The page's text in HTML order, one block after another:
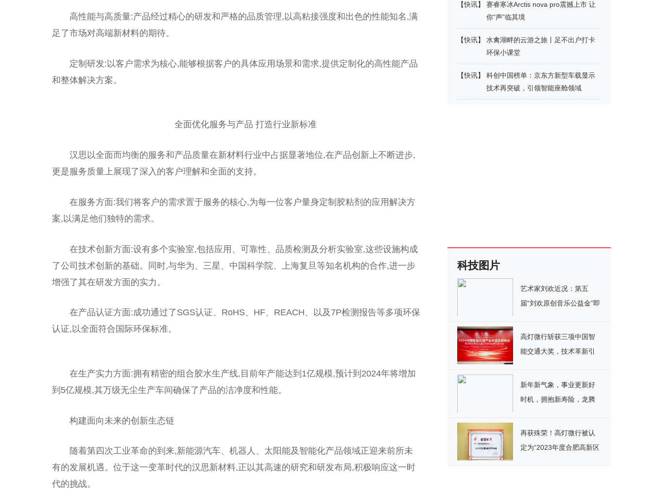
高性能与高质量:产品经过精心的研发和严格的品质管理,以高粘接强度和出色的性能知名,满
足了市场对高端新材料的期待。
定制研发:以客户需求为核心,能够根据客户的具体应用场景和需求,提供定制化的高性能产品
和整体解决方案。
全面优化服务与产品 打造行业新标准
汉思以全面而均衡的服务和产品质量在新材料行业中占据显著地位,在产品创新上不断进步,
更是服务质量上展现了深入的客户理解和全面的支持。
在服务方面:我们将客户的需求置于服务的核心,为每一位客户量身定制胶粘剂的应用解决方
案,以满足他们独特的需求。
在技术创新方面:设有多个实验室,包括应用、可靠性、品质检测及分析实验室,这些设施构成
了公司技术创新的基础。同时,与华为、三星、中国科学院、上海复旦等知名机构的合作,进一步
增强了其在研发方面的实力。
在产品认证方面:成功通过了SGS认证、RoHS、HF、REACH、以及7P检测报告等多项环保
认证,以全面符合国际环保标准。
在生产实力方面:拥有精密的组合胶水生产线,目前年产能达到1亿规模,预计到2024年将增加
到5亿规模,其万级无尘生产车间确保了产品的洁净度和性能。
构建面向未来的创新生态链
随着第四次工业革命的到来,新能源汽车、机器人、太阳能及智能化产品领域正迎来前所未
有的发展机遇。位于这一变革时代的汉思新材料,正以其高速的研究和研发布局,积极响应这一时
代的挑战。
【快讯】
赛睿寒冰Arctis nova pro震撼上市 让
你“声”临其境
【快讯】
水禽湖畔的云游之旅丨足不出户打卡
环保小课堂
【快讯】
科创中国榜单：京东方新型车载显示
技术再突破，引领智能座舱领域
科技图片
艺术家刘欢近况：第五
届“刘欢原创音乐公益金”即
高灯微行斩获三项中国智
能交通大奖，技术革新引
新年新气象，事业更新好
时机，拥抱新寿险，龙腾
再获殊荣！高灯微行被认
定为“2023年度合肥高新区